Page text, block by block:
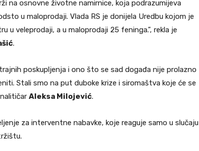
na osnovne životne namirnice, koja podrazumijeva
u maloprodaji. Vlada RS je donijela Uredbu kojom je
u veleprodaji, a u maloprodaji 25 feninga.”, rekla je
.
poskupljenja i ono što se sad događa nije prolazno
Stali smo na put duboke krize i siromaštva koje će se
Aleksa Milojević.
za interventne nabavke, koje reaguje samo u slučaju